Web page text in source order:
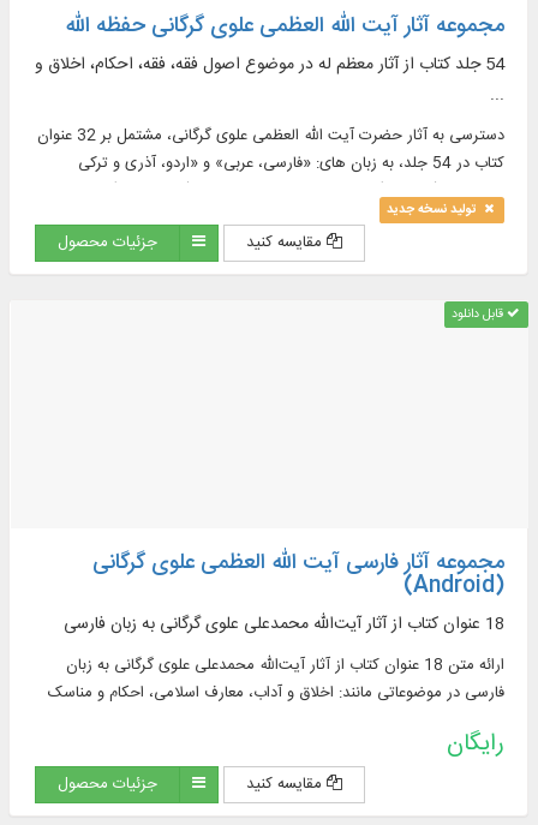
مجموعه آثار آیت الله العظمی علوی گرگانی حفظه الله
54 جلد کتاب از آثار معظم له در موضوع اصول فقه، فقه، احکام، اخلاق و
...
دسترسی به آثار حضرت آیت الله العظمی علوی گرگانی، مشتمل بر 32 عنوان
کتاب در 54 جلد، به زبان های: «فارسی، عربی» و «اردو، آذری و ترکی
استانبولی (تصویری)»، در موضوعات: حضرت زهرا (عليها السلام)، اصول فقه
و ...تولید نسخه جدید
مقایسه کنید جزئیات محصول
قابل دانلود
مجموعه آثار فارسی آیت الله العظمی علوی گرگانی
(Android)
18 عنوان کتاب از آثار آیت‌الله محمدعلی علوی گرگانی به زبان فارسی
ارائه متن 18 عنوان کتاب از آثار آیت‌الله محمدعلی علوی گرگانی به زبان
فارسی در موضوعاتی مانند: اخلاق و آداب، معارف اسلامی، احکام و مناسک
رایگان
مقایسه کنید جزئیات محصول